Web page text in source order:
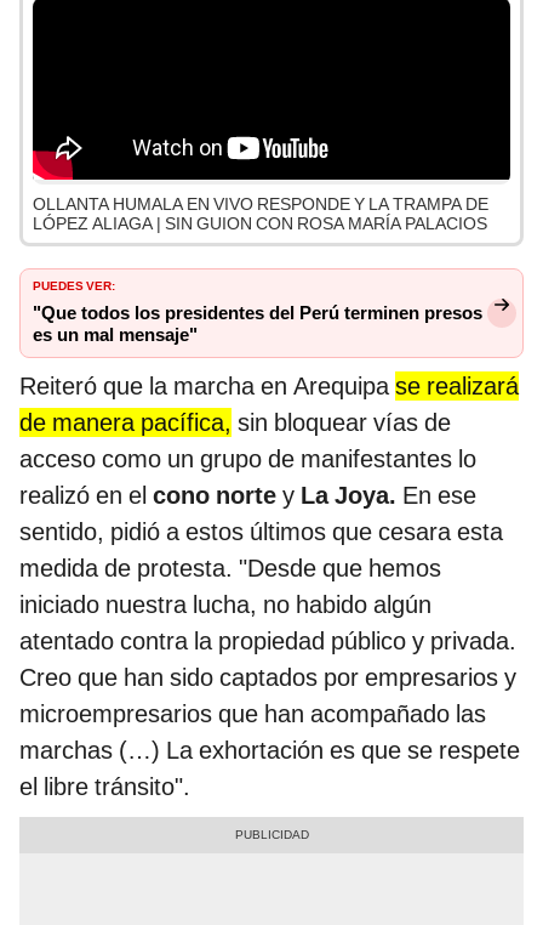
OLLANTA HUMALA EN VIVO RESPONDE Y LA TRAMPA DE
LÓPEZ ALIAGA | SIN GUION CON ROSA MARÍA PALACIOS
PUEDES VER:
"Que todos los presidentes del Perú terminen presos
es un mal mensaje"
Reiteró que la marcha en Arequipase realizará
de manera pacífica, sin bloquear vías de
acceso como un grupo de manifestantes lo
realizó en el cono norte y La Joya. En ese
sentido, pidió a estos últimos que cesara esta
medida de protesta. "Desde que hemos
iniciado nuestra lucha, no habido algún
atentado contra la propiedad público y privada.
Creo que han sido captados por empresarios y
microempresarios que han acompañado las
marchas (…) La exhortación es que se respete
el libre tránsito".